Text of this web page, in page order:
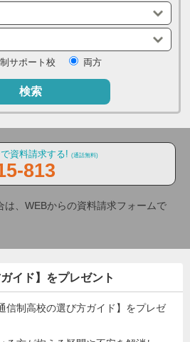
サポート校 両方
検索
資料請求する! (通話無料)
813
は、WEBからの資料請求フォームで
イド】をプレゼント
信制高校の選び方ガイド】をプレゼ